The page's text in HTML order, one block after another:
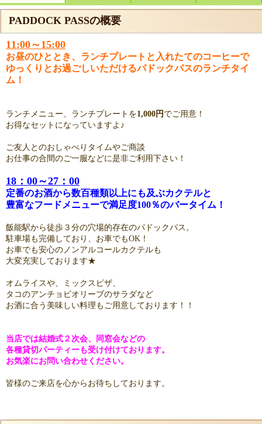
PADDOCK PASSの概要
11:00～15:00
お昼のひととき、ランチプレートと入れたてのコーヒーで
ゆっくりとお過ごしいただけるパドックパスのランチタイ
ム！
ランチメニュー、ランチプレートを1,000円 でご用意！
お得なセットになっていますよ♪
ご友人とのおしゃべりタイムやご商談
お仕事の合間のご一服などに是非ご利用下さい！
18：00～27：00
定番のお酒から数百種類以上にも及ぶカクテルと
豊富なフードメニューで満足度100％のバータイム！
飯能駅から徒歩３分の穴場的存在のパドックパス。
駐車場も完備しており、お車でもOK！
お車でも安心のノンアルコールカクテルも
大変充実しております★
オムライスや、ミックスピザ、
タコのアンチョビオリーブのサラダなど
お酒に合う美味しい料理もご用意しております！！
当店では結婚式２次会、同窓会などの
各種貸切パーティーも受け付けております。
お気楽にお問い合わせください。
皆様のご来店を心からお待ちしております。